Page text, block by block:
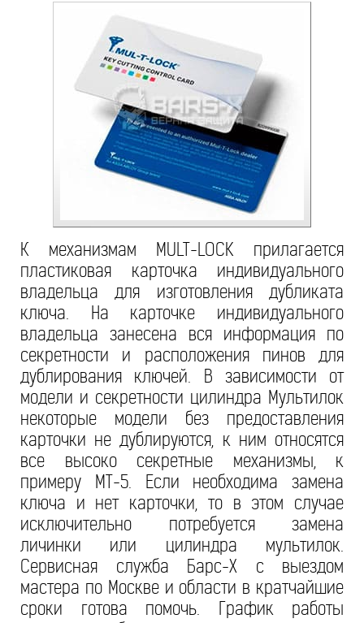
К механизмам MULT-LOCK прилагается
пластиковая карточка индивидуального
владельца для изготовления дубликата
ключа. На карточке индивидуального
владельца занесена вся информация по
секретности и расположения пинов для
дублирования ключей. В зависимости от
модели и секретности цилиндра Мультилок
некоторые модели без предоставления
карточки не дублируются, к ним относятся
все высоко секретные механизмы, к
примеру МТ-5. Если необходима замена
ключа и нет карточки, то в этом случае
исключительно потребуется замена
личинки или цилиндра мультилок.
Сервисная служба Барс-Х с выездом
мастера по Москве и области в кратчайшие
сроки готова помочь. График работы